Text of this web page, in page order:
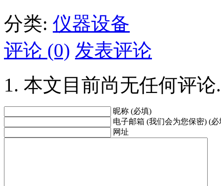
分类: 仪器设备
评论 (0) 发表评论
本文目前尚无任何评论.
昵称 (必填)
电子邮箱 (我们会为您保密) (必
网址